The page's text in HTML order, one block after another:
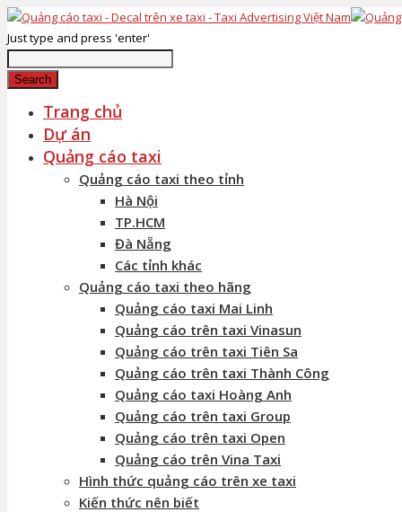
Just type and press 'enter'
Search
Trang chủ
Dự án
Quảng cáo taxi
Quảng cáo taxi theo tỉnh
Hà Nội
TP.HCM
Đà Nẵng
Các tỉnh khác
Quảng cáo taxi theo hãng
Quảng cáo taxi Mai Linh
Quảng cáo trên taxi Vinasun
Quảng cáo trên taxi Tiên Sa
Quảng cáo trên taxi Thành Công
Quảng cáo taxi Hoàng Anh
Quảng cáo trên taxi Group
Quảng cáo trên taxi Open
Quảng cáo trên Vina Taxi
Hình thức quảng cáo trên xe taxi
Kiến thức nên biết